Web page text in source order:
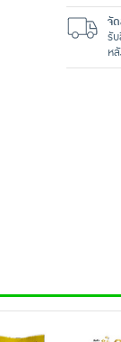
จั
รั
หลั